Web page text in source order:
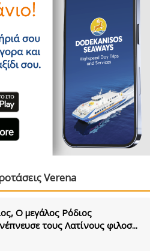
Verena
Ο μεγάλος Ρόδιος
τους Λατίνους φιλοσ...